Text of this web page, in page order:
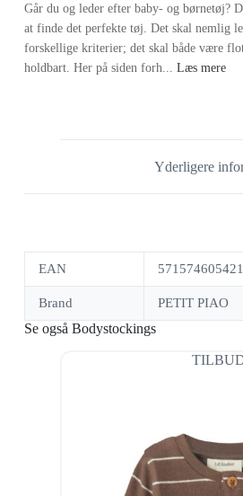
Går du og leder efter baby- og børnetøj?
at finde det perfekte tøj. Det skal nemlig
forskellige kriterier; det skal både være
holdbart. Her på siden forh... Læs mere
Yderligere
EAN
Brand PETIT PIAO
Se også Bodystockings